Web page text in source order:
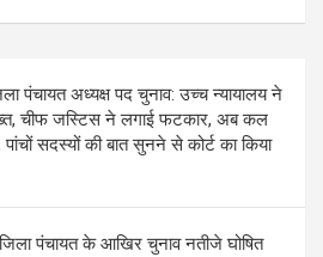
पंचायत अध्यक्ष पद चुनाव: उच्च न्यायालय ने
चीफ जस्टिस ने लगाई फटकार, अब कल
पांचों सदस्यों की बात सुनने से कोर्ट का किया
पंचायत के आखिर चुनाव नतीजे घोषित